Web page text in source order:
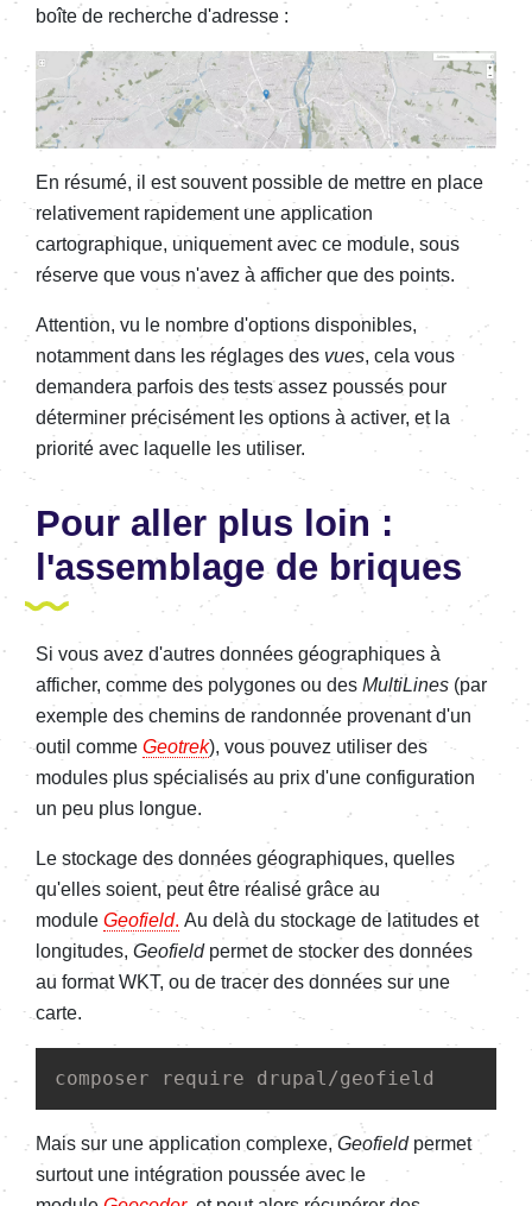
boîte de recherche d'adresse :
En résumé, il est souvent possible de mettre en place
relativement rapidement une application
cartographique, uniquement avec ce module, sous
réserve que vous n'avez à afficher que des points.
Attention, vu le nombre d'options disponibles,
notamment dans les réglages des vues, cela vous
demandera parfois des tests assez poussés pour
déterminer précisément les options à activer, et la
priorité avec laquelle les utiliser.
Pour aller plus loin :
l'assemblage de briques
Si vous avez d'autres données géographiques à
afficher, comme des polygones ou des MultiLines (par
exemple des chemins de randonnée provenant d'un
outil comme Geotrek), vous pouvez utiliser des
modules plus spécialisés au prix d'une configuration
un peu plus longue.
Le stockage des données géographiques, quelles
qu'elles soient, peut être réalisé grâce au
module Geofield. Au delà du stockage de latitudes et
longitudes, Geofieldpermet de stocker des données
au format WKT, ou de tracer des données sur une
carte.
composer require drupal/geofield
Mais sur une application complexe, Geofieldpermet
surtout une intégration poussée avec le